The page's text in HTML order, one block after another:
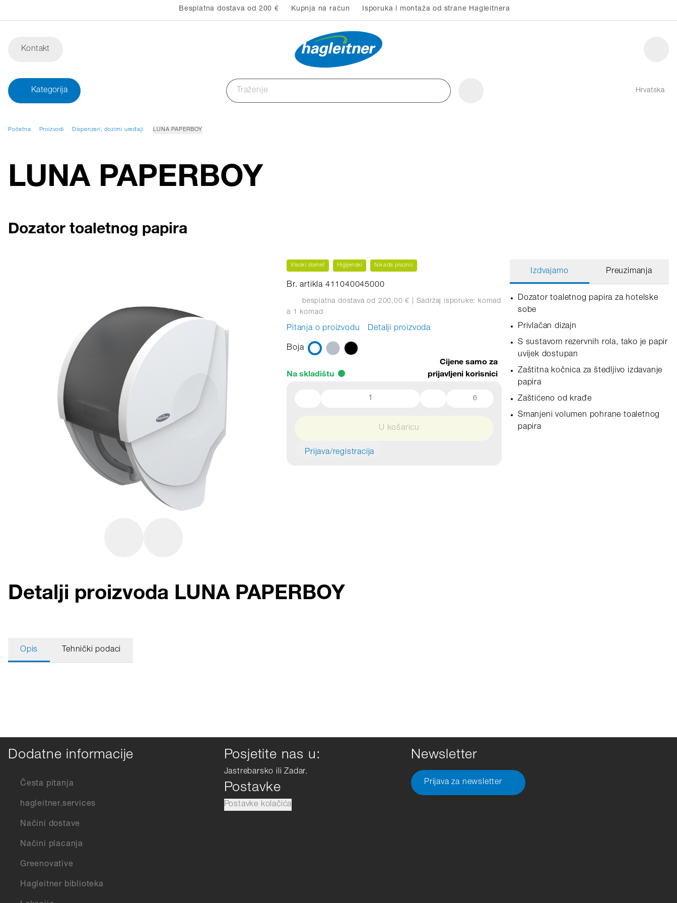
Besplatna dostava od 200 € Kupnja na račun Isporuka i montaža od strane Hagleitnera
Kontakt
Kategorija Hrvatska
Početna Proizvodi Dispenzeri, dozirni uređaji LUNA PAPERBOY
LUNA PAPERBOY
Dozator toaletnog papira
Visoki domet Higijenski Nikada prazno
Br. artikla 411040045000
besplatna dostava od 200,00 € | Sadržaj isporuke: komad
à 1 komad
Pitanja o proizvodu Detalji proizvoda
Boja
Na skladištu
Cijene samo za
prijavljeni korisnici
6
U košaricu
Prijava/registracija
Izdvajamo Preuzimanja
Dozator toaletnog papira za hotelske
sobe
Privlačan dizajn
S sustavom rezervnih rola, tako je papir
uvijek dostupan
Zaštitna kočnica za štedljivo izdavanje
papira
Zaštićeno od krađe
Smanjeni volumen pohrane toaletnog
papira
Detalji proizvoda LUNA PAPERBOY
Opis Tehnički podaci
Dodatne informacije
Česta pitanja
hagleitner.services
Načini dostave
Načini placanja
Greenovative
Hagleitner biblioteka
Posjetite nas u:
Jastrebarsko ili Zadar.
Postavke
Postavke kolačića
Newsletter
Prijava za newsletter